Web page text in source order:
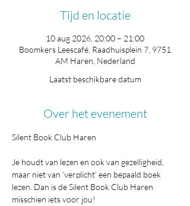
Tijd en locatie
10 aug 2026, 20:00 – 21:00
Boomkers Leescafé, Raadhuisplein 7, 9751
AM Haren, Nederland
Laatst beschikbare datum
Over het evenement
Silent Book Club Haren
Je houdt van lezen en ook van gezelligheid,
maar niet van ‘verplicht’ een bepaald boek
lezen. Dan is de Silent Book Club Haren
misschien iets voor jou!